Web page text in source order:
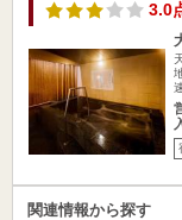
3.0
関連情報から探す